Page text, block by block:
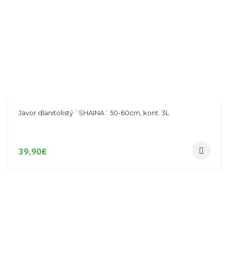
Javor dlanitolistý ´SHAINA´ 50-60cm, kont. 3L
39,90€